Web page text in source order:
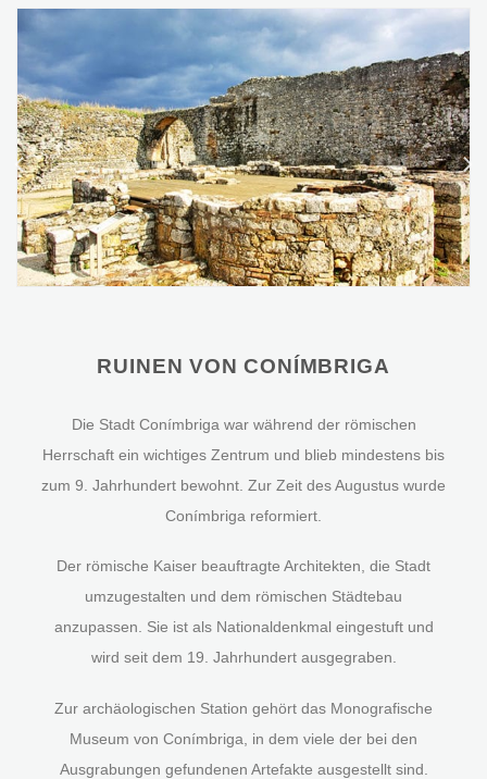
RUINEN VON CONÍMBRIGA
Die Stadt Conímbriga war während der römischen
Herrschaft ein wichtiges Zentrum und blieb mindestens bis
zum 9. Jahrhundert bewohnt. Zur Zeit des Augustus wurde
Conímbriga reformiert.
Der römische Kaiser beauftragte Architekten, die Stadt
umzugestalten und dem römischen Städtebau
anzupassen. Sie ist als Nationaldenkmal eingestuft und
wird seit dem 19. Jahrhundert ausgegraben.
Zur archäologischen Station gehört das Monografische
Museum von Conímbriga, in dem viele der bei den
Ausgrabungen gefundenen Artefakte ausgestellt sind.